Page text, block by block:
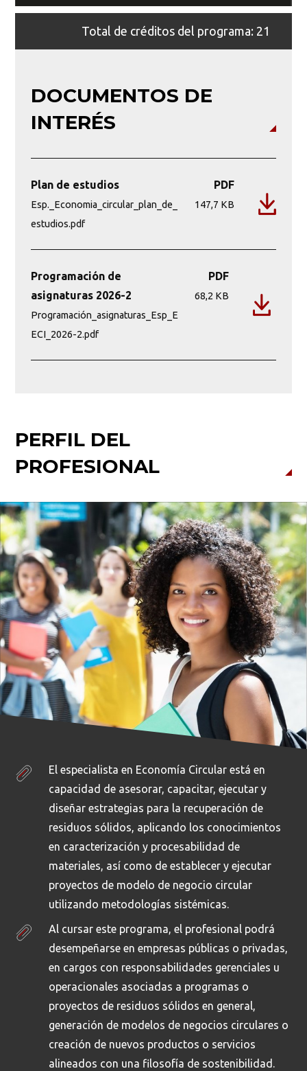
Total de créditos del programa: 21
DOCUMENTOS DE
INTERÉS
Plan de estudios
Esp._Economia_circular_plan_de_
estudios.pdf
PDF
147,7 KB
Programación de
asignaturas 2026-2
Programación_asignaturas_Esp_E
ECI_2026-2.pdf
PDF
68,2 KB
PERFIL DEL
PROFESIONAL
El especialista en Economía Circular está en
capacidad de asesorar, capacitar, ejecutar y
diseñar estrategias para la recuperación de
residuos sólidos, aplicando los conocimientos
en caracterización y procesabilidad de
materiales, así como de establecer y ejecutar
proyectos de modelo de negocio circular
utilizando metodologías sistémicas.
Al cursar este programa, el profesional podrá
desempeñarse en empresas públicas o privadas,
en cargos con responsabilidades gerenciales u
operacionales asociadas a programas o
proyectos de residuos sólidos en general,
generación de modelos de negocios circulares o
creación de nuevos productos o servicios
alineados con una filosofía de sostenibilidad.